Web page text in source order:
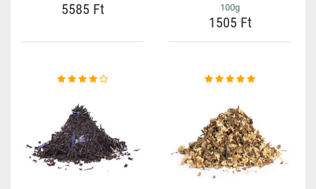
5585 Ft
100g
1505 Ft